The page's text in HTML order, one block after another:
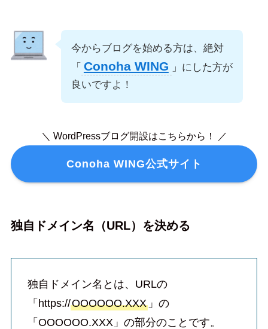
今からブログを始める方は、絶対
「 Conoha WING
」にした方が
良いですよ！
＼ WordPressブログ開設はこちらから！ ／
Conoha WING公式サイト
独自ドメイン名（URL）を決める
独自ドメイン名とは、URLの
「https://OOOOOO.XXX」の
「OOOOOO.XXX」の部分のことです。